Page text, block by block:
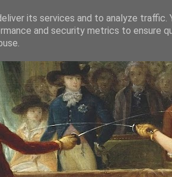
its services and to analyze traffic.
and security metrics to ensure